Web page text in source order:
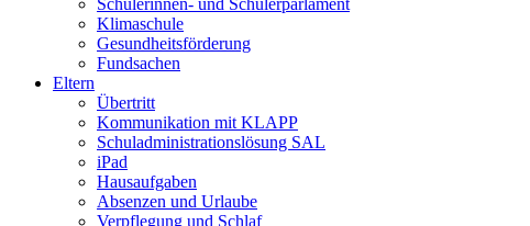
Schülerinnen- und Schülerparlament
Klimaschule
Gesundheitsförderung
Fundsachen
Eltern
Übertritt
Kommunikation mit KLAPP
Schuladministrationslösung SAL
iPad
Hausaufgaben
Absenzen und Urlaube
Verpflegung und Schlaf